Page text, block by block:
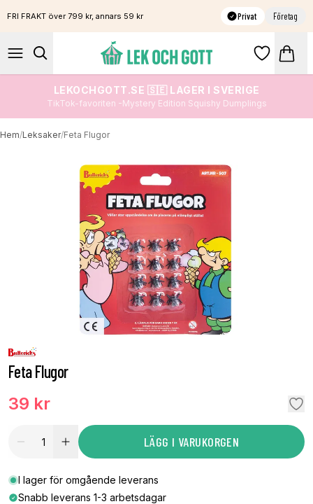
FRI FRAKT över 799 kr, annars 59 kr Privat Företag
LEKOCHGOTT.SE 🇸🇪 LAGER I SVERIGE
TikTok-favoriten -Mystery Edition Squishy Dumplings
Hem/Leksaker/Feta Flugor
Feta Flugor
39 kr
LÄGG I VARUKORGEN
I lager för omgående leverans
Snabb leverans 1-3 arbetsdagar